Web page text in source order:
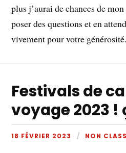
plus j’aurai de chances de
poser des questions et en
vivement pour votre générosité.
Festivals de
voyage 2023 !
18 FÉVRIER 2023 NON